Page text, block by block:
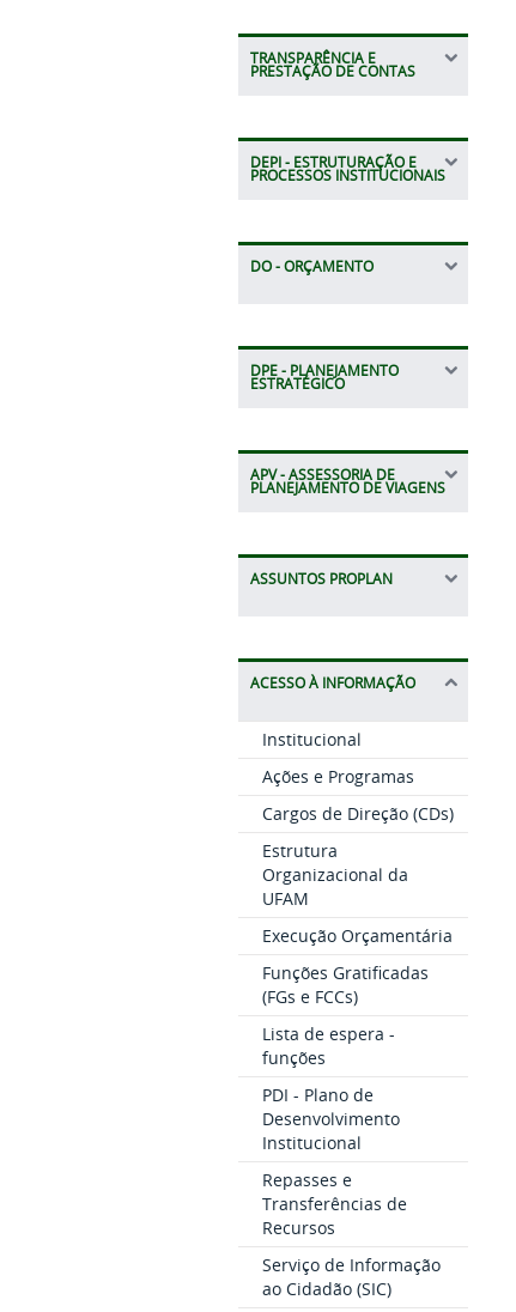
TRANSPARÊNCIA E
PRESTAÇÃO DE CONTAS
DEPI - ESTRUTURAÇÃO E
PROCESSOS INSTITUCIONAIS
DO - ORÇAMENTO
DPE - PLANEJAMENTO
ESTRATÉGICO
APV - ASSESSORIA DE
PLANEJAMENTO DE VIAGENS
ASSUNTOS PROPLAN
ACESSO À INFORMAÇÃO
Institucional
Ações e Programas
Cargos de Direção (CDs)
Estrutura
Organizacional da
UFAM
Execução Orçamentária
Funções Gratificadas
(FGs e FCCs)
Lista de espera -
funções
PDI - Plano de
Desenvolvimento
Institucional
Repasses e
Transferências de
Recursos
Serviço de Informação
ao Cidadão (SIC)